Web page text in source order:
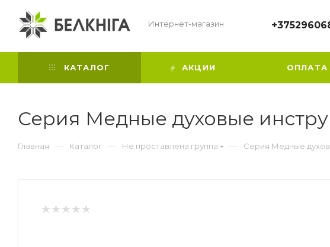
Интернет-магазин
КАТАЛОГ АКЦИИ ОПЛАТА
Серия Медные духовые
Главная — Каталог — Не проставлена группа — Серия Медные